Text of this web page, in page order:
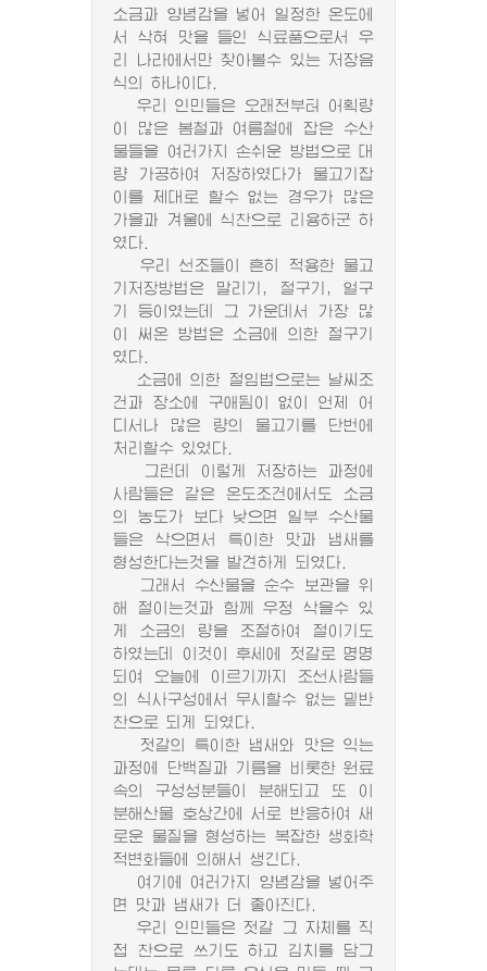
소금과 양념감을 넣어 일정한 온도에
서 삭혀 맛을 들인 식료품으로서 우
리 나라에서만 찾아볼수 있는 저장음
식의 하나이다.
우리 인민들은 오래전부터 어획량
이 많은 봄철과 여름철에 잡은 수산
물들을 여러가지 손쉬운 방법으로 대
량 가공하여 저장하였다가 물고기잡
이를 제대로 할수 없는 경우가 많은
가을과 겨울에 식찬으로 리용하군 하
였다.
우리 선조들이 흔히 적용한 물고
기저장방법은 말리기, 절구기, 얼구
기 등이였는데 그 가운데서 가장 많
이 써온 방법은 소금에 의한 절구기
였다.
소금에 의한 절임법으로는 날씨조
건과 장소에 구애됨이 없이 언제 어
디서나 많은 량의 물고기를 단번에
처리할수 있었다.
그런데 이렇게 저장하는 과정에
사람들은 같은 온도조건에서도 소금
의 농도가 보다 낮으면 일부 수산물
들은 삭으면서 특이한 맛과 냄새를
형성한다는것을 발견하게 되였다.
그래서 수산물을 순수 보관을 위
해 절이는것과 함께 우정 삭을수 있
게 소금의 량을 조절하여 절이기도
하였는데 이것이 후세에 젓갈로 명명
되여 오늘에 이르기까지 조선사람들
의 식사구성에서 무시할수 없는 밑반
찬으로 되게 되였다.
젓갈의 특이한 냄새와 맛은 익는
과정에 단백질과 기름을 비롯한 원료
속의 구성성분들이 분해되고 또 이
분해산물 호상간에 서로 반응하여 새
로운 물질을 형성하는 복잡한 생화학
적변화들에 의해서 생긴다.
여기에 여러가지 양념감을 넣어주
면 맛과 냄새가 더 좋아진다.
우리 인민들은 젓갈 그 자체를 직
접 찬으로 쓰기도 하고 김치를 담그